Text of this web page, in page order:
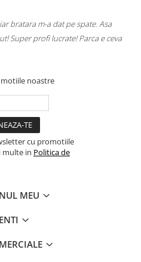
bratara m-a dat pe spate. Asa
Super profi lucrate! Parca e ceva
noastre
cu promotiile
multe in Politica de
MEU